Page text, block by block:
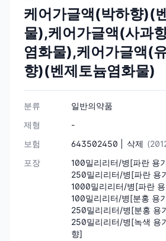
케어가글액(박하향)(
물),케어가글액(사과
염화물),케어가글액(
향)(벤제토늄염화물)
분류
일반의약품
제형
-
보험
643502450 | 삭제
포장
100밀리리터/병[파란 용
250밀리리터/병[파란 용
1000밀리리터/병[파란
100밀리리터/병[분홍 용
250밀리리터/병[분홍 용
250밀리리터/병[녹색 용
향]